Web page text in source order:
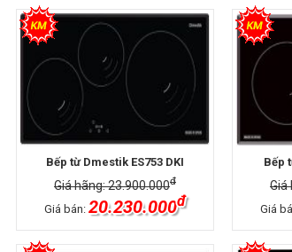
Bếp từ Dmestik ES753 DKI
Giá hãng: 23.900.000đ
Giá bán: 20.230.000đ
Bếp
Giá
Giá